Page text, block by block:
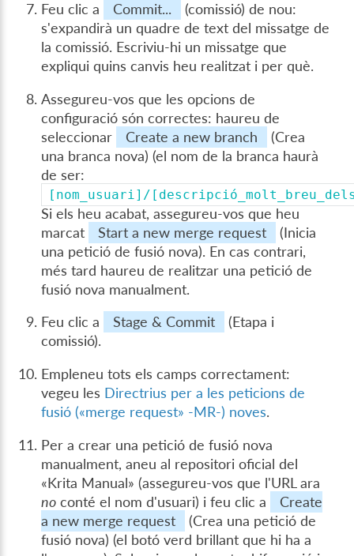
Feu clic a
Commit...
(comissió) de nou:
s'expandirà un quadre de text del missatge de
la comissió. Escriviu-hi un missatge que
expliqui quins canvis heu realitzat i per què.
Assegureu-vos que les opcions de
configuració són correctes: haureu de
seleccionar
Create a new branch
(Crea
una branca nova) (el nom de la branca haurà
de ser:
[nom_usuari]/
Si els heu acabat, assegureu-vos que heu
marcat
Start a new merge request
(Inicia
una petició de fusió nova). En cas contrari,
més tard haureu de realitzar una petició de
fusió nova manualment.
Feu clic a
Stage & Commit
(Etapa i
comissió).
Empleneu tots els camps correctament:
vegeu les Directrius per a les peticions de
fusió («merge request» -MR-) noves.
Per a crear una petició de fusió nova
manualment, aneu al repositori oficial del
«Krita Manual» (assegureu-vos que l'URL ara
no conté el nom d'usuari) i feu clic a
Create
a new merge request
(Crea una petició de
fusió nova) (el botó verd brillant que hi ha a